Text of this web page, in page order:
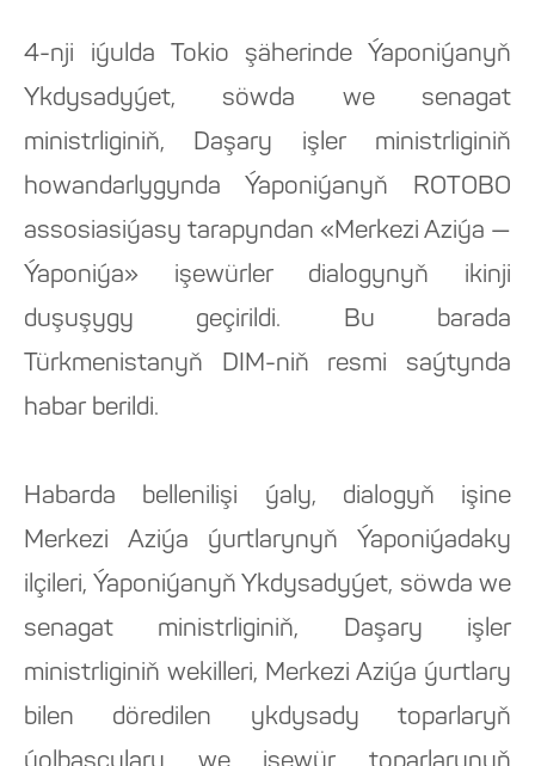
4-nji iýulda Tokio şäherinde Ýaponiýanyň
Ykdysadyýet, söwda we senagat
ministrliginiň, Daşary işler ministrliginiň
howandarlygynda Ýaponiýanyň ROTOBO
assosiasiýasy tarapyndan «Merkezi Aziýa —
Ýaponiýa» işewürler dialogynyň ikinji
duşuşygy geçirildi. Bu barada
Türkmenistanyň DIM-niň resmi saýtynda
habar berildi.
Habarda bellenilişi ýaly, dialogyň işine
Merkezi Aziýa ýurtlarynyň Ýaponiýadaky
ilçileri, Ýaponiýanyň Ykdysadyýet, söwda we
senagat ministrliginiň, Daşary işler
ministrliginiň wekilleri, Merkezi Aziýa ýurtlary
bilen döredilen ykdysady toparlaryň